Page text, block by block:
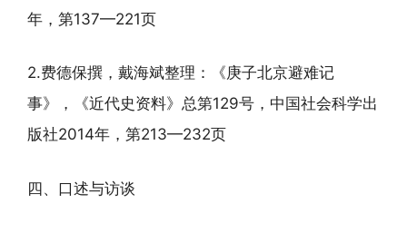
年，第137—221页
2.费德保撰，戴海斌整理：《庚子北京避难记
事》，《近代史资料》总第129号，中国社会科学出
版社2014年，第213—232页
四、口述与访谈